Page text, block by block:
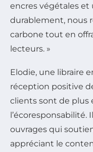
encres végétales et
durablement, nous
carbone tout en
lecteurs. »
Elodie, une libraire
réception positive
clients sont de plus
l’écoresponsabilité.
ouvrages qui
appréciant le